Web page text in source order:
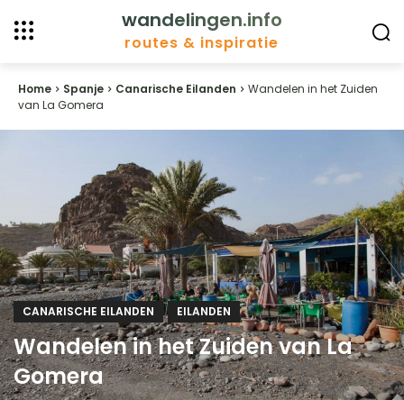
wandelingen.info
routes & inspiratie
Home Spanje Canarische Eilanden
Wandelen in het Zuiden
van La Gomera
CANARISCHE EILANDEN EILANDEN
Wandelen in het Zuiden van La
Gomera